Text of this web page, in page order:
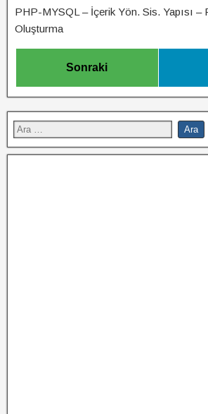
PHP-MYSQL – İçerik Yön. Sis. Yapısı –
Oluşturma
Sonraki